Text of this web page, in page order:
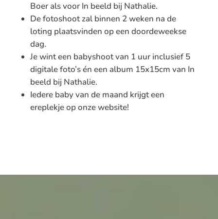
Boer als voor In beeld bij Nathalie.
De fotoshoot zal binnen 2 weken na de
loting plaatsvinden op een doordeweekse
dag.
Je wint een babyshoot van 1 uur inclusief 5
digitale foto’s én een album 15x15cm van In
beeld bij Nathalie.
Iedere baby van de maand krijgt een
ereplekje op onze website!